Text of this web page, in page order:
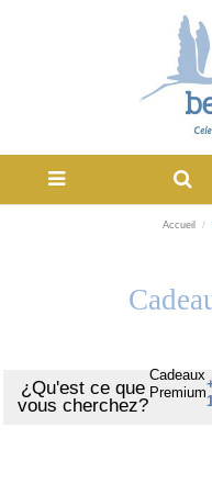
Accueil
¿Qu'est ce que
vous cherchez?
Cadeaux
Premium